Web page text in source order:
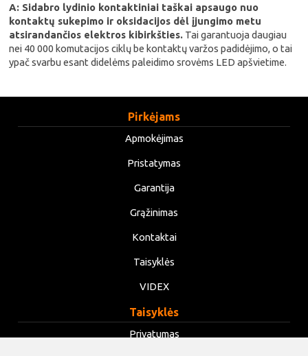
A: Sidabro lydinio kontaktiniai taškai apsaugo nuo
kontaktų sukepimo ir oksidacijos dėl įjungimo metu
atsirandančios elektros kibirkšties. Tai garantuoja daugiau
nei 40 000 komutacijos ciklų be kontaktų varžos padidėjimo, o tai
ypač svarbu esant didelėms paleidimo srovėms LED apšvietime.
Pirkėjams
Apmokėjimas
Pristatymas
Garantija
Grąžinimas
Kontaktai
Taisyklės
VIDEX
Taisyklės
Privatumas